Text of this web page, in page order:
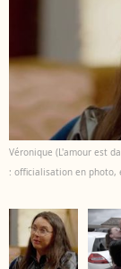
Véronique (L'amour est
: officialisation en photo,